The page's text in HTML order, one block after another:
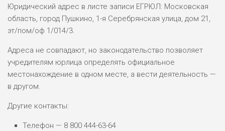
Юридический адрес в листе записи ЕГРЮЛ: Московская
область, город Пушкино, 1-я Серебрянская улица, дом 21,
эт/пом/оф 1/014/3.
Адреса не совпадают, но законодательство позволяет
учредителям юрлица определять официальное
местонахождение в одном месте, а вести деятельность —
в другом.
Другие контакты:
Телефон — 8 800 444-63-64